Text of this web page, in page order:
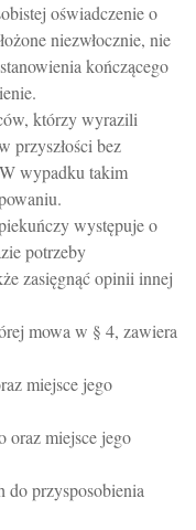
oświadczenie o
niezwłocznie, nie
kończącego
którzy wyrazili
przyszłości bez
wypadku takim
występuje o
potrzeby
zasięgnąć opinii innej
mowa w § 4, zawiera
miejsce jego
oraz miejsce jego
przysposobienia